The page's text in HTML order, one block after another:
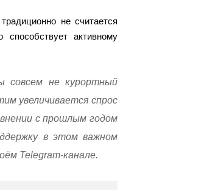
не считается
способствует активному
совсем не курортный
увеличивается спрос
с прошлым годом
в этом важном
Telegram-канале.